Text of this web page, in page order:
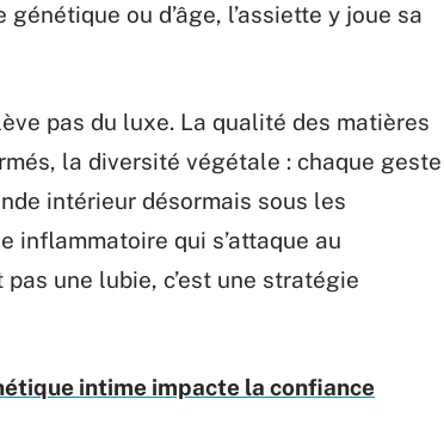
ou d’âge, l’assiette y joue sa
pas du luxe. La qualité des matières
la diversité végétale : chaque geste
intérieur désormais sous les
inflammatoire qui s’attaque au
une lubie, c’est une stratégie
intime impacte la confiance